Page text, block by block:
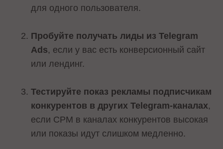
для одного пользователя.
Пробуйте получать лиды из Telegram
Ads, если у вас есть конверсионный сайт
или лендинг.
Тестируйте показ рекламы подписчикам
конкурентов в других Telegram-каналах,
если CPM в каналах конкурентов высокая
или показы идут слишком медленно.